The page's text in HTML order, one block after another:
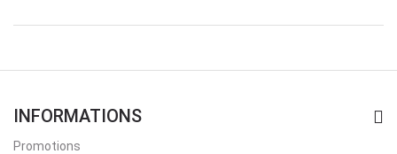
INFORMATIONS
Promotions